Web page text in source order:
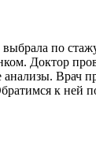
по
Доктор
анализы. Врач
к ней